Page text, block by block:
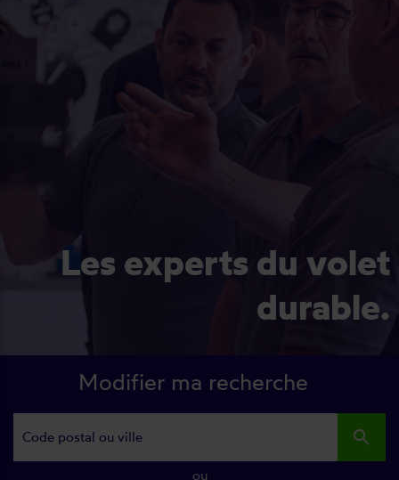
Les experts du volet
durable.
Modifier ma recherche
search
ou